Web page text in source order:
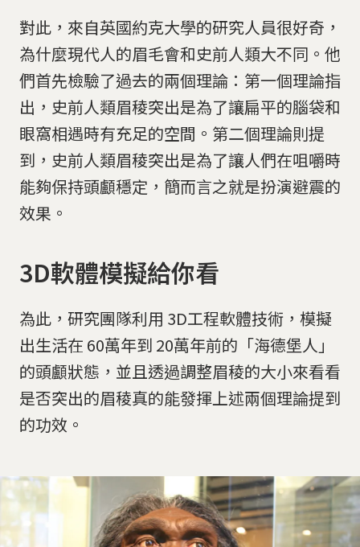
對此，來自英國約克大學的研究人員很好奇，
為什麼現代人的眉毛會和史前人類大不同。他
們首先檢驗了過去的兩個理論：第一個理論指
出，史前人類眉稜突出是為了讓扁平的腦袋和
眼窩相遇時有充足的空間。第二個理論則提
到，史前人類眉稜突出是為了讓人們在咀嚼時
能夠保持頭顱穩定，簡而言之就是扮演避震的
效果。
3D軟體模擬給你看
為此，研究團隊利用 3D工程軟體技術，模擬
出生活在 60萬年到 20萬年前的「海德堡人」
的頭顱狀態，並且透過調整眉稜的大小來看看
是否突出的眉稜真的能發揮上述兩個理論提到
的功效。